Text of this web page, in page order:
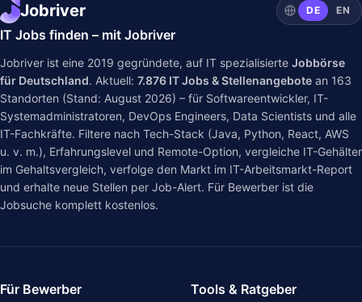
Jobriver DE EN
IT Jobs finden – mit Jobriver
Jobriver ist eine 2019 gegründete, auf IT spezialisierte Jobbörse
für Deutschland. Aktuell: 7.876 IT Jobs & Stellenangebote an 163
Standorten (Stand: August 2026) – für Softwareentwickler, IT-
Systemadministratoren, DevOps Engineers, Data Scientists und alle
IT-Fachkräfte. Filtere nach Tech-Stack (Java, Python, React, AWS
u. v. m.), Erfahrungslevel und Remote-Option, vergleiche IT-Gehälter
im Gehaltsvergleich, verfolge den Markt im IT-Arbeitsmarkt-Report
und erhalte neue Stellen per Job-Alert. Für Bewerber ist die
Jobsuche komplett kostenlos.
Für Bewerber
Tools & Ratgeber